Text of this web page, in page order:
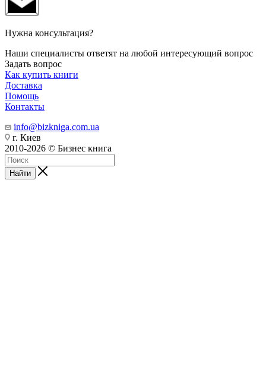
Нужна консультация?
Наши специалисты ответят на любой интересующий вопрос
Задать вопрос
Как купить книги
Доставка
Помощь
Контакты
info@bizkniga.com.ua
г. Киев
2010-2026 © Бизнес книга
Найти